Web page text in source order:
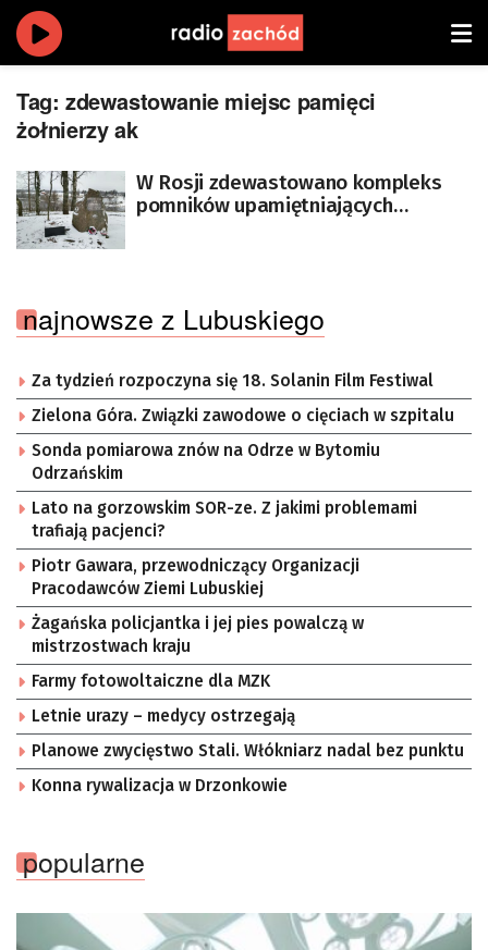
Tag: zdewastowanie miejsc pamięci
żołnierzy ak
W Rosji zdewastowano kompleks
pomników upamiętniających
najnowsze z Lubuskiego
Za tydzień rozpoczyna się 18. Solanin Film Festiwal
Zielona Góra. Związki zawodowe o cięciach w szpitalu
Sonda pomiarowa znów na Odrze w Bytomiu
Odrzańskim
Lato na gorzowskim SOR-ze. Z jakimi problemami
trafiają pacjenci?
Piotr Gawara, przewodniczący Organizacji
Pracodawców Ziemi Lubuskiej
Żagańska policjantka i jej pies powalczą w
mistrzostwach kraju
Farmy fotowoltaiczne dla MZK
Letnie urazy – medycy ostrzegają
Planowe zwycięstwo Stali. Włókniarz nadal bez punktu
Konna rywalizacja w Drzonkowie
popularne